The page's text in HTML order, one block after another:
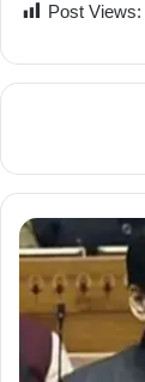
Post Views: